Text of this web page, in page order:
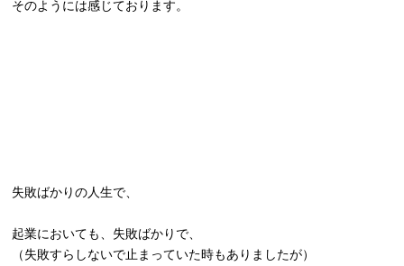
そのようには感じております。
失敗ばかりの人生で、
起業においても、失敗ばかりで、
（失敗すらしないで止まっていた時もありましたが）